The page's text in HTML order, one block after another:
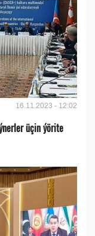
16.11.2023 - 12:02
üçin ýörite